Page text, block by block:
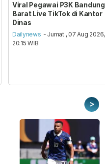
Viral Pegawai P3K Bandung
Barat Live TikTok di Kantor
Dinas
Dailynews - Jumat , 07 Aug 2026,
20:15 WIB
>